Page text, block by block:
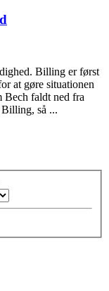
Billing er først
at gøre situationen
faldt ned fra
så ...